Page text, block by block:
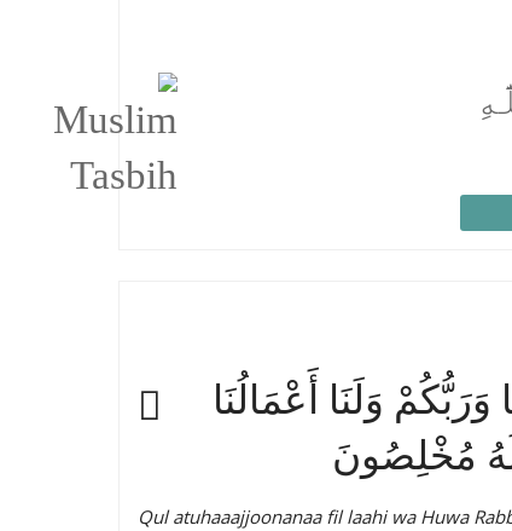
وَلَنَا أَعْمَالُنَا
مُخْلِصُونَ
Qul atuhaaajjoonanaa fil laahi wa Huwa